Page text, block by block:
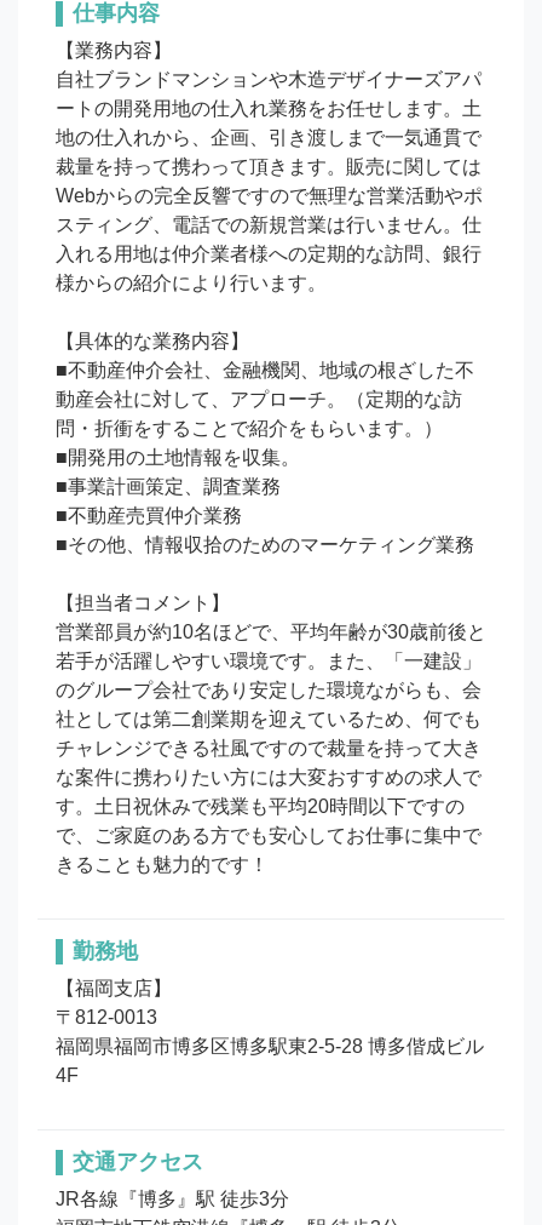
仕事内容
【業務内容】
自社ブランドマンションや木造デザイナーズアパ
ートの開発用地の仕入れ業務をお任せします。土
地の仕入れから、企画、引き渡しまで一気通貫で
裁量を持って携わって頂きます。販売に関しては
Webからの完全反響ですので無理な営業活動やポ
スティング、電話での新規営業は行いません。仕
入れる用地は仲介業者様への定期的な訪問、銀行
様からの紹介により行います。
【具体的な業務内容】
■不動産仲介会社、金融機関、地域の根ざした不
動産会社に対して、アプローチ。（定期的な訪
問・折衝をすることで紹介をもらいます。）
■開発用の土地情報を収集。
■事業計画策定、調査業務
■不動産売買仲介業務
■その他、情報収拾のためのマーケティング業務
【担当者コメント】
営業部員が約10名ほどで、平均年齢が30歳前後と
若手が活躍しやすい環境です。また、「一建設」
のグループ会社であり安定した環境ながらも、会
社としては第二創業期を迎えているため、何でも
チャレンジできる社風ですので裁量を持って大き
な案件に携わりたい方には大変おすすめの求人で
す。土日祝休みで残業も平均20時間以下ですの
で、ご家庭のある方でも安心してお仕事に集中で
きることも魅力的です！
勤務地
【福岡支店】
〒812-0013
福岡県福岡市博多区博多駅東2-5-28 博多偕成ビル
4F
交通アクセス
JR各線『博多』駅 徒歩3分